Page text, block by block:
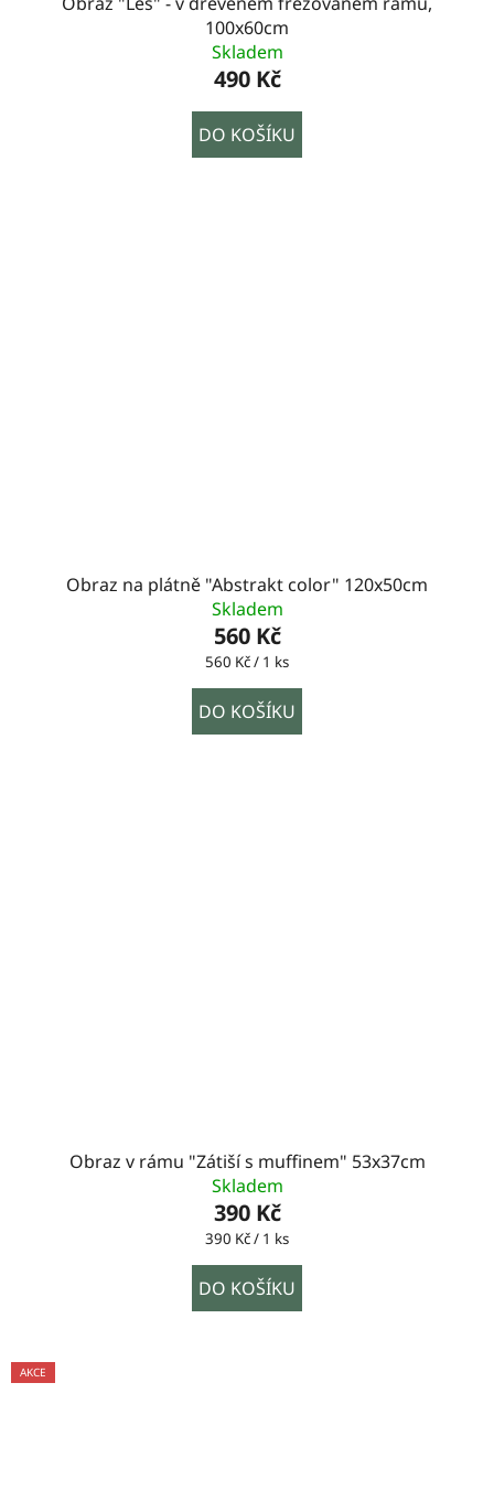
100x60cm
Skladem
490 Kč
DO KOŠÍKU
Obraz na plátně "Abstrakt color" 120x50cm
Skladem
560 Kč
Měrná
560 Kč / 1 ks
DO KOŠÍKU
Obraz v rámu "Zátiší s muffinem" 53x37cm
Skladem
390 Kč
Měrná
390 Kč / 1 ks
DO KOŠÍKU
AKCE